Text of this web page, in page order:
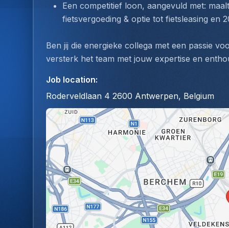
Een competitief loon, aangevuld met:
fietsvergoeding & optie tot fietsleasing en
Ben jij die energieke collega met een passie
versterk het team met jouw expertise en
Job location:
Roderveldlaan 4 2600 Antwerpen, Belgium